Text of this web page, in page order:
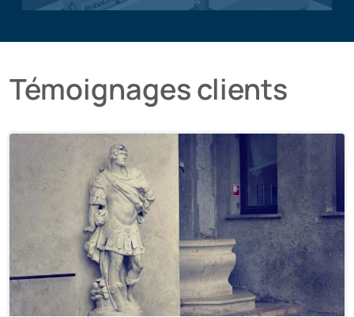
Témoignages clients